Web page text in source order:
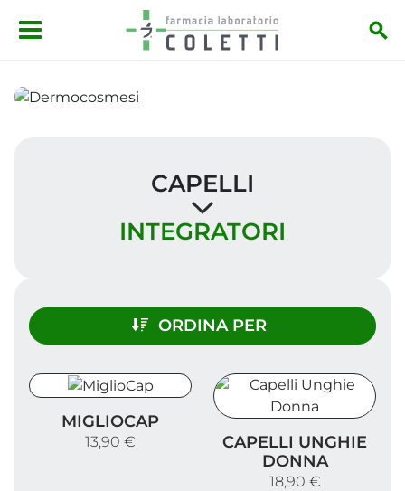
Salta al contenuto principale
CAPELLI
INTEGRATORI
ORDINA PER
MIGLIOCAP
13,90 €
CAPELLI UNGHIE
DONNA
18,90 €